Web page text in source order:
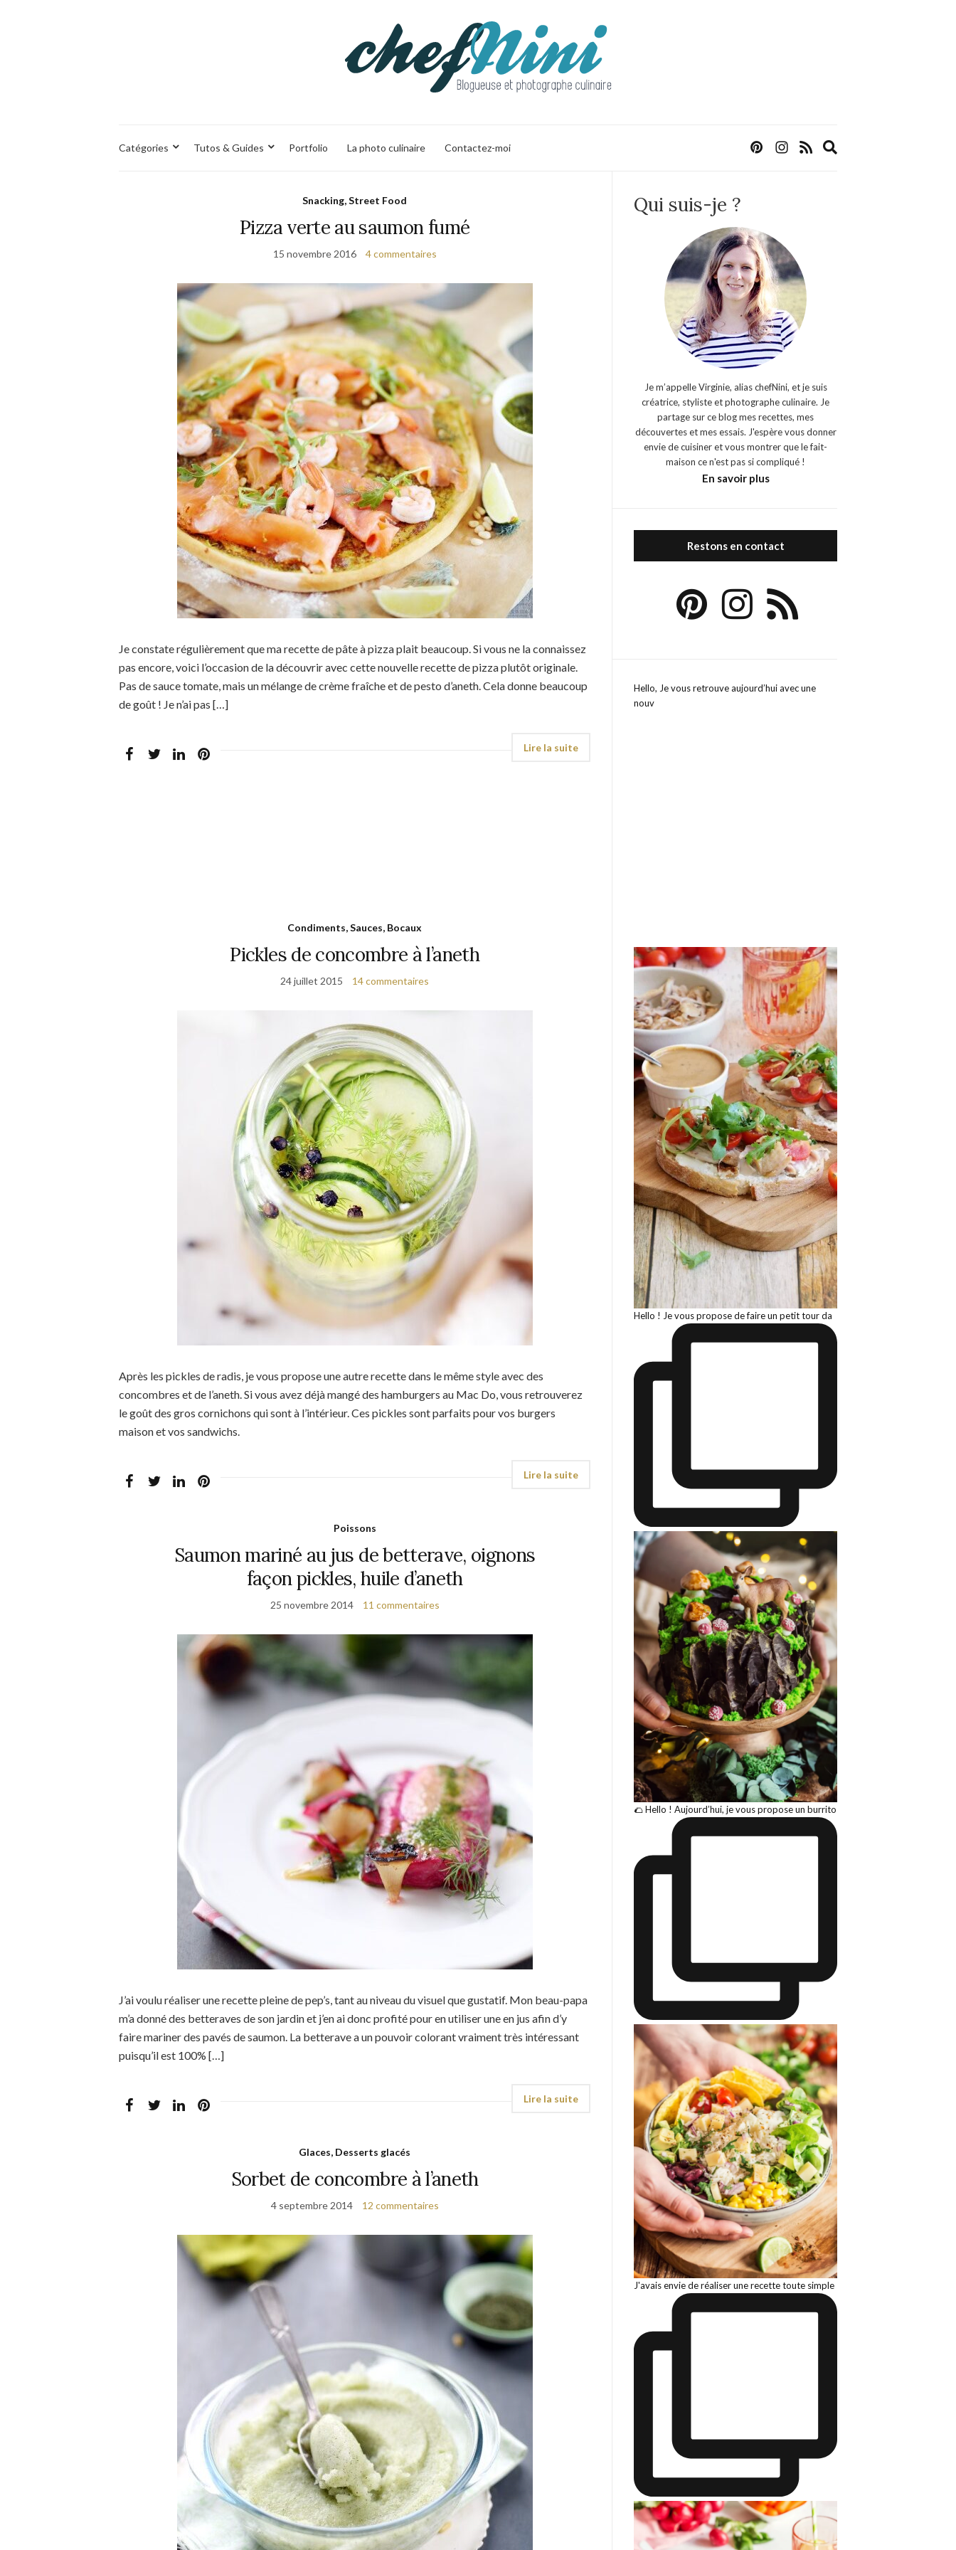
Catégories Tutos & Guides Portfolio La photo culinaire Contactez-moi
Snacking, Street Food
Pizza verte au saumon fumé
15 novembre 2016 4 commentaires
Je constate régulièrement que ma recette de pâte à pizza plait beaucoup. Si vous ne la connaissez
pas encore, voici l’occasion de la découvrir avec cette nouvelle recette de pizza plutôt originale.
Pas de sauce tomate, mais un mélange de crème fraîche et de pesto d’aneth. Cela donne beaucoup
de goût ! Je n’ai pas […]
Condiments, Sauces, Bocaux
Pickles de concombre à l’aneth
24 juillet 2015 14 commentaires
Après les pickles de radis, je vous propose une autre recette dans le même style avec des
concombres et de l’aneth. Si vous avez déjà mangé des hamburgers au Mac Do, vous retrouverez
le goût des gros cornichons qui sont à l’intérieur. Ces pickles sont parfaits pour vos burgers
maison et vos sandwichs.
Poissons
Saumon mariné au jus de betterave, oignons
façon pickles, huile d’aneth
25 novembre 2014 11 commentaires
J’ai voulu réaliser une recette pleine de pep’s, tant au niveau du visuel que gustatif. Mon beau-papa
m’a donné des betteraves de son jardin et j’en ai donc profité pour en utiliser une en jus afin d’y
faire mariner des pavés de saumon. La betterave a un pouvoir colorant vraiment très intéressant
puisqu’il est 100% […]
Glaces, Desserts glacés
Sorbet de concombre à l’aneth
4 septembre 2014 12 commentaires
Qui suis-je ?
Je m’appelle Virginie, alias chefNini, et je suis
créatrice, styliste et photographe culinaire. Je
partage sur ce blog mes recettes, mes
découvertes et mes essais. J'espère vous donner
envie de cuisiner et vous montrer que le fait-
maison ce n'est pas si compliqué !
En savoir plus
Restons en contact
Hello, Je vous retrouve aujourd’hui avec une
nouv
Hello ! Je vous propose de faire un petit tour da
🌮 Hello ! Aujourd’hui, je vous propose un burrito
J'avais envie de réaliser une recette toute simple